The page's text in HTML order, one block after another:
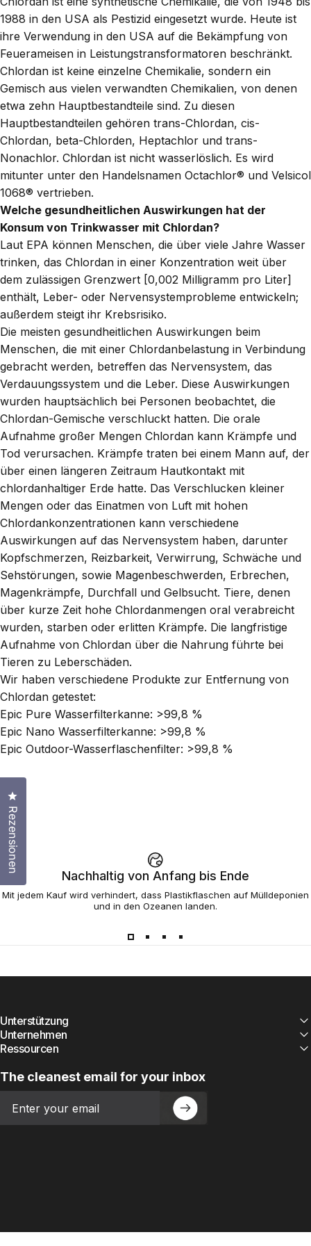
1988 in den USA als Pestizid eingesetzt wurde. Heute ist
ihre Verwendung in den USA auf die Bekämpfung von
Feuerameisen in Leistungstransformatoren beschränkt.
Chlordan ist keine einzelne Chemikalie, sondern ein
Gemisch aus vielen verwandten Chemikalien, von denen
etwa zehn Hauptbestandteile sind. Zu diesen
Hauptbestandteilen gehören trans-Chlordan, cis-
Chlordan, beta-Chlorden, Heptachlor und trans-
Nonachlor. Chlordan ist nicht wasserlöslich. Es wird
mitunter unter den Handelsnamen Octachlor® und Velsicol
1068® vertrieben.
Welche gesundheitlichen Auswirkungen hat der
Konsum von Trinkwasser mit Chlordan?
Laut EPA können Menschen, die über viele Jahre Wasser
trinken, das Chlordan in einer Konzentration weit über
dem zulässigen Grenzwert [0,002 Milligramm pro Liter]
enthält, Leber- oder Nervensystemprobleme entwickeln;
außerdem steigt ihr Krebsrisiko.
Die meisten gesundheitlichen Auswirkungen beim
Menschen, die mit einer Chlordanbelastung in Verbindung
gebracht werden, betreffen das Nervensystem, das
Verdauungssystem und die Leber. Diese Auswirkungen
wurden hauptsächlich bei Personen beobachtet, die
Chlordan-Gemische verschluckt hatten. Die orale
Aufnahme großer Mengen Chlordan kann Krämpfe und
Tod verursachen. Krämpfe traten bei einem Mann auf, der
über einen längeren Zeitraum Hautkontakt mit
chlordanhaltiger Erde hatte. Das Verschlucken kleiner
Mengen oder das Einatmen von Luft mit hohen
Chlordankonzentrationen kann verschiedene
Auswirkungen auf das Nervensystem haben, darunter
Kopfschmerzen, Reizbarkeit, Verwirrung, Schwäche und
Sehstörungen, sowie Magenbeschwerden, Erbrechen,
Magenkrämpfe, Durchfall und Gelbsucht. Tiere, denen
über kurze Zeit hohe Chlordanmengen oral verabreicht
wurden, starben oder erlitten Krämpfe. Die langfristige
Aufnahme von Chlordan über die Nahrung führte bei
Tieren zu Leberschäden.
Wir haben verschiedene Produkte zur Entfernung von
Chlordan getestet:
Epic Pure Wasserfilterkanne: >99,8 %
Epic Nano Wasserfilterkanne: >99,8 %
Epic Outdoor-Wasserflaschenfilter: >99,8 %
Nachhaltig von Anfang bis Ende
Mit jedem Kauf wird verhindert, dass Plastikflaschen auf Mülldeponien
und in den Ozeanen landen.
Unterstützung
Unternehmen
Ressourcen
The cleanest email for your inbox
Rezensionen
Klicken Sie, um den Bewertungsdialog zu öffnen